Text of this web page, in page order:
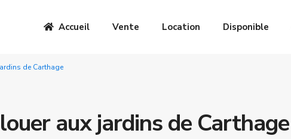
Accueil Vente Location Disponible
de Carthage
aux jardins de Carthage